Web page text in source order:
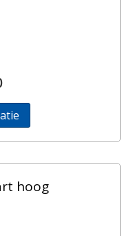
hoog